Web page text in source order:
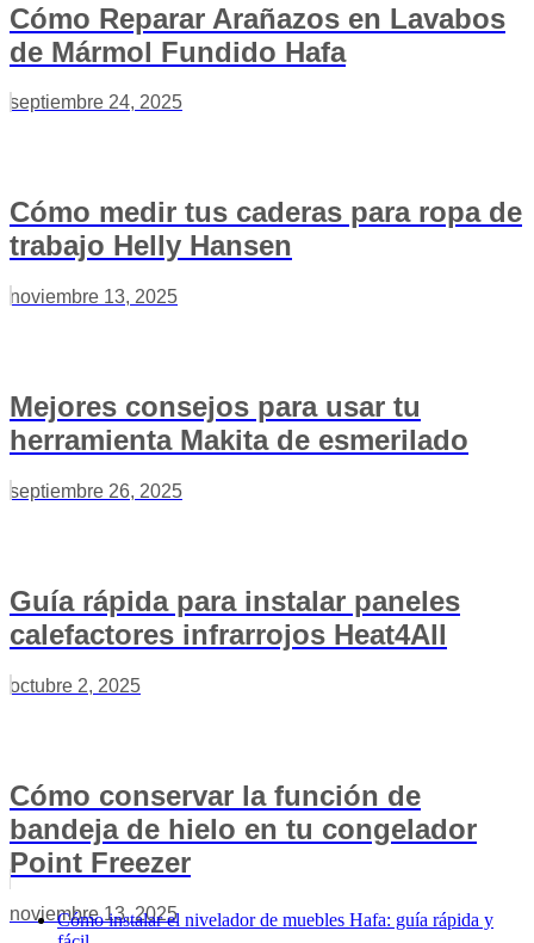
Cómo Reparar Arañazos en Lavabos
de Mármol Fundido Hafa
septiembre 24, 2025
Cómo medir tus caderas para ropa de
trabajo Helly Hansen
noviembre 13, 2025
Mejores consejos para usar tu
herramienta Makita de esmerilado
septiembre 26, 2025
Guía rápida para instalar paneles
calefactores infrarrojos Heat4All
octubre 2, 2025
Cómo conservar la función de
bandeja de hielo en tu congelador
Point Freezer
noviembre 13, 2025
Cómo instalar el nivelador de muebles Hafa: guía rápida y